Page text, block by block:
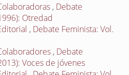
, Debate
Otredad
, Debate Feminista: Vol.
, Debate
Voces de jóvenes